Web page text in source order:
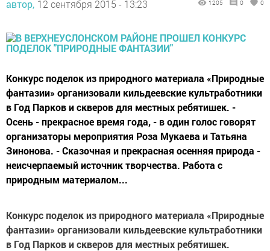
автор, 12 сентября 2015 - 13:23 1205 0 0
Конкурс поделок из природного материала «Природные
фантазии» организовали кильдеевские культработники
в Год Парков и скверов для местных ребятишек. -
Осень - прекрасное время года, - в один голос говорят
организаторы мероприятия Роза Мукаева и Татьяна
Зинонова. - Сказочная и прекрасная осенняя природа -
неисчерпаемый источник творчества. Работа с
природным материалом...
Конкурс поделок из природного материала «Природные
фантазии» организовали кильдеевские культработники
в Год Парков и скверов для местных ребятишек.